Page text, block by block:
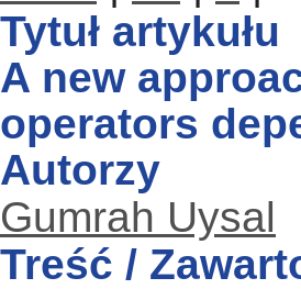
Tytuł artykułu
A new
operators
Autorzy
Gumrah Uysal
Treść /